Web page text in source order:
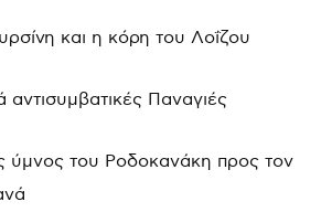
και η κόρη του Λοΐζου
αντισυμβατικές Παναγιές
ύμνος του Ροδοκανάκη προς τον